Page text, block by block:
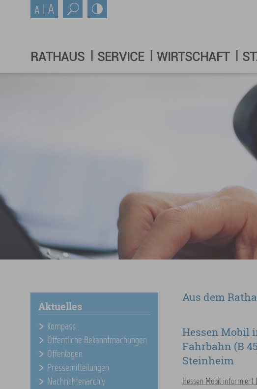
RATHAUS SERVICE WIRTSCHAFT
Aktuelles
Kompass
Öffentliche Bekanntmachungen
Offenlagen
Pressemitteilungen
Nachrichtenarchiv
Aus dem
Hessen Mobil
Fahrbahn (B
Steinheim
Hessen Mobil informiert